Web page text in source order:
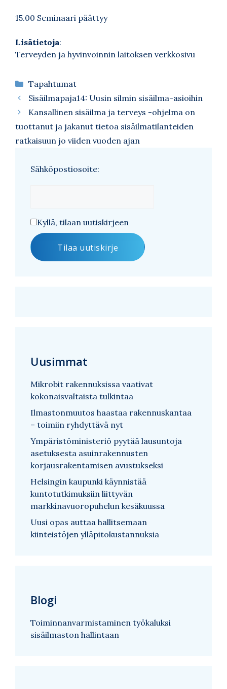
15.00 Seminaari päättyy
Lisätietoja:
Terveyden ja hyvinvoinnin laitoksen verkkosivu
Kategoriat
Tapahtumat
Sisäilmapaja14: Uusin silmin sisäilma-asioihin
Kansallinen sisäilma ja terveys -ohjelma on
tuottanut ja jakanut tietoa sisäilmatilanteiden
ratkaisuun jo viiden vuoden ajan
Sähköpostiosoite:
Kyllä, tilaan uutiskirjeen
Uusimmat
Mikrobit rakennuksissa vaativat
kokonaisvaltaista tulkintaa
Ilmastonmuutos haastaa rakennuskantaa
– toimiin ryhdyttävä nyt
Ympäristöministeriö pyytää lausuntoja
asetuksesta asuinrakennusten
korjausrakentamisen avustukseksi
Helsingin kaupunki käynnistää
kuntotutkimuksiin liittyvän
markkinavuoropuhelun kesäkuussa
Uusi opas auttaa hallitsemaan
kiinteistöjen ylläpitokustannuksia
Blogi
Toiminnanvarmistaminen työkaluksi
sisäilmaston hallintaan